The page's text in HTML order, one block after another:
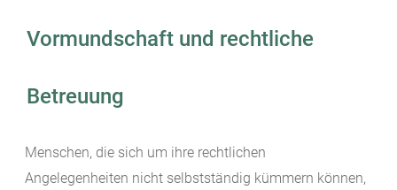
Vormundschaft und rechtliche
Betreuung
Menschen, die sich um ihre rechtlichen
Angelegenheiten nicht selbstständig kümmern können,